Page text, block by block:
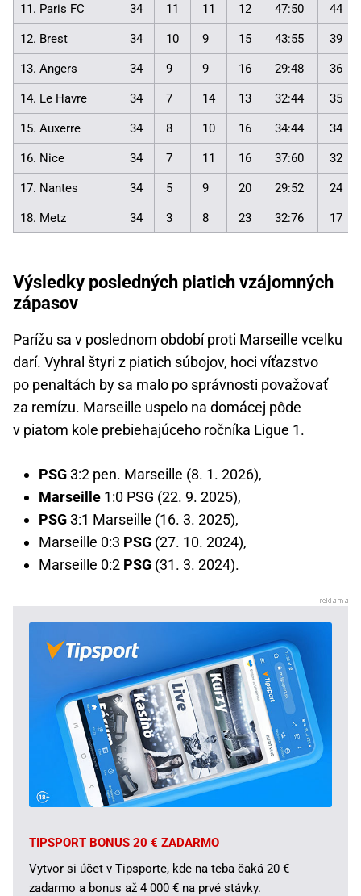
11. Paris FC 34 11 11 12 47:50 44
12. Brest 34 10 9 15 43:55 39
13. Angers 34 9 9 16 29:48 36
14. Le Havre 34 7 14 13 32:44 35
15. Auxerre 34 8 10 16 34:44 34
16. Nice 34 7 11 16 37:60 32
17. Nantes 34 5 9 20 29:52 24
18. Metz 34 3 8 23 32:76 17
Výsledky posledných piatich vzájomných
zápasov
Parížu sa v poslednom období proti Marseille vcelku
darí. Vyhral štyri z piatich súbojov, hoci víťazstvo
po penaltách by sa malo po správnosti považovať
za remízu. Marseille uspelo na domácej pôde
v piatom kole prebiehajúceho ročníka Ligue 1.
PSG3:2 pen. Marseille (8. 1. 2026),
Marseille 1:0 PSG (22. 9. 2025),
PSG3:1 Marseille (16. 3. 2025),
Marseille 0:3 PSG (27. 10. 2024),
Marseille 0:2 PSG (31. 3. 2024).
TIPSPORT BONUS 20 € ZADARMO
Vytvor si účet v Tipsporte, kde na teba čaká 20 €
zadarmo a bonus až 4 000 € na prvé stávky.